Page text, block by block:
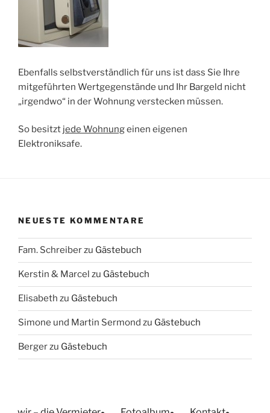
Ebenfalls selbstverständlich für uns ist dass Sie Ihre
mitgeführten Wertgegenstände und Ihr Bargeld nicht
„irgendwo“ in der Wohnung verstecken müssen.
So besitzt jede Wohnungeinen eigenen
Elektroniksafe.
NEUESTE KOMMENTARE
Fam. Schreiberzu Gästebuch
Kerstin & Marcel zu Gästebuch
Elisabeth zu Gästebuch
Simone und Martin Sermond zu Gästebuch
Bergerzu Gästebuch